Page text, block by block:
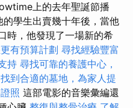
上的去年聖誕節播
的學生出賣幾十年後，當他
時，他發現了一場新的希
有預算計劃 尋找經驗豐富
持 尋找可靠的養護中心，
找到合適的墓地，為家人提
照 這部電影的音樂彙編還